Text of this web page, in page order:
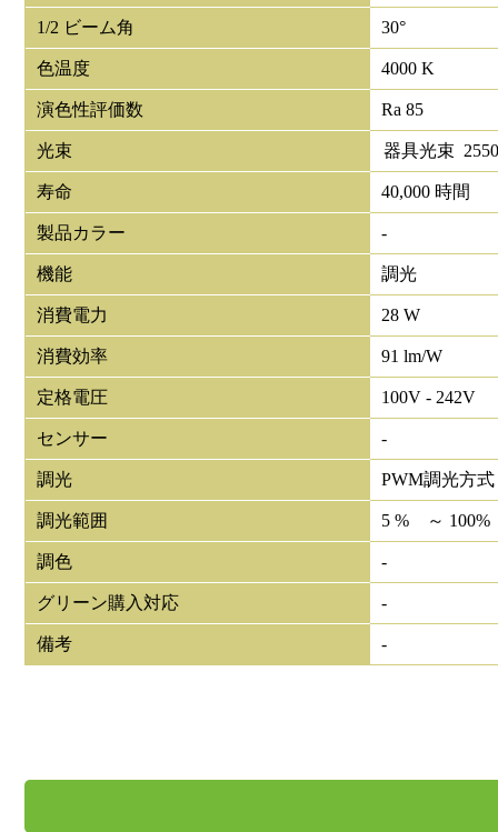
1/2 ビーム角 30°
色温度 4000 K
演色性評価数 Ra 85
光束 器具光束
寿命 40,000 時間
製品カラー -
機能 調光
消費電力 28 W
消費効率 91 lm/W
定格電圧 100V - 242V
センサー -
調光 PWM調光方式
調光範囲 5 % ～ 100%
調色 -
グリーン購入対応 -
備考 -